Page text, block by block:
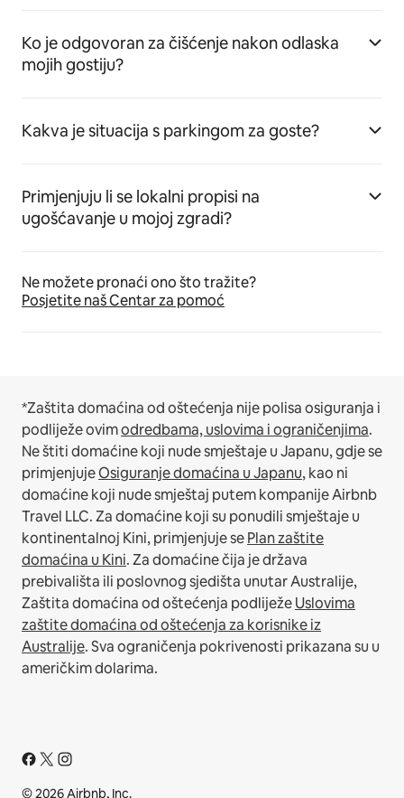
Ko je odgovoran za čišćenje nakon odlaska
mojih gostiju?
Kakva je situacija s parkingom za goste?
Primjenjuju li se lokalni propisi na
ugošćavanje u mojoj zgradi?
Ne možete pronaći ono što tražite?
Posjetite naš Centar za pomoć
*Zaštita domaćina od oštećenja nije polisa osiguranja i
podliježe ovimodredbama, uslovima i ograničenjima.
Ne štiti domaćine koji nude smještaje u Japanu, gdje se
primjenjujeOsiguranje domaćina u Japanu, kao ni
domaćine koji nude smještaj putem kompanije Airbnb
Travel LLC.Za domaćine koji su ponudili smještaje u
kontinentalnoj Kini, primjenjuje sePlan zaštite
domaćina u Kini.Za domaćine čija je država
prebivališta ili poslovnog sjedišta unutar Australije,
Zaštita domaćina od oštećenja podliježeUslovima
zaštite domaćina od oštećenja za korisnike iz
Australije. Sva ograničenja pokrivenosti prikazana su u
američkim dolarima.
© 2026 Airbnb, Inc.